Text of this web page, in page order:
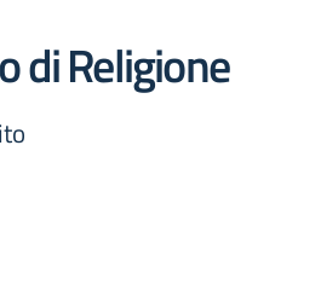
di Religione